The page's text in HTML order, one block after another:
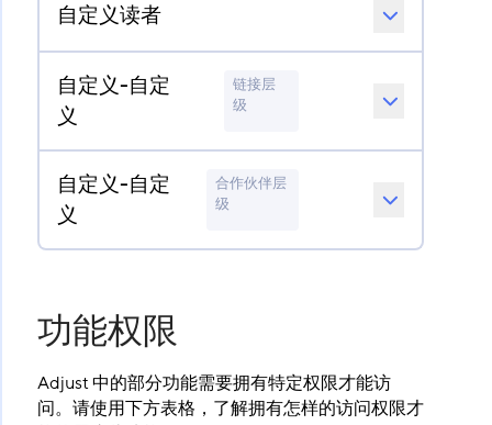
自定义读者
自定义-自定
义
链接层
级
自定义-自定
义
合作伙伴层
级
功能权限
Adjust 中的部分功能需要拥有特定权限才能访
问。请使用下方表格，了解拥有怎样的访问权限才